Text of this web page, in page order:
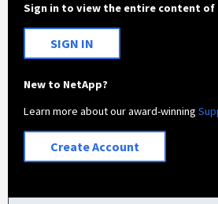
Sign in to view the entire content of
SIGN IN
New to NetApp?
Learn more about our award-winning
Create Account